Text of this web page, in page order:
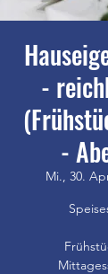
-
-
Mi., 30.